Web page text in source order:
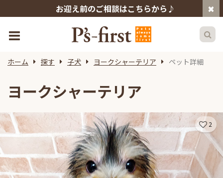
お迎え前のご相談はこちらから♪
ホーム 探す 子犬 ヨークシャーテリア ペット詳細
ヨークシャーテリア
2